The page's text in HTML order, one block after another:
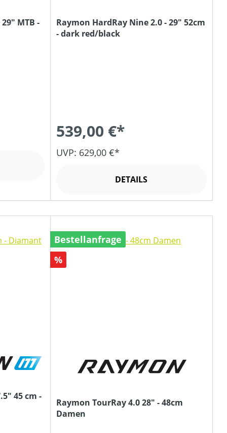
MTB -
Raymon HardRay Nine 2.0 - 29" 52cm
- dark red/black
539,00 €*
UVP: 629,00 €*
DETAILS
45 cm -
Bestellanfrage
Rabatt
%
Raymon TourRay 4.0 28" - 48cm
Damen